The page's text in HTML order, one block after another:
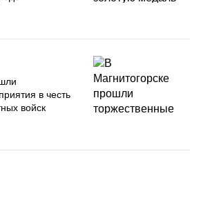
в честь
войск